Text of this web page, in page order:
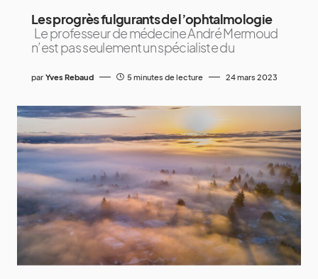
Les progrès fulgurants de l’ophtalmologie
Le professeur de médecine André Mermoud
n’est pas seulement un spécialiste du
par Yves Rebaud 5 minutes de lecture 24 mars 2023